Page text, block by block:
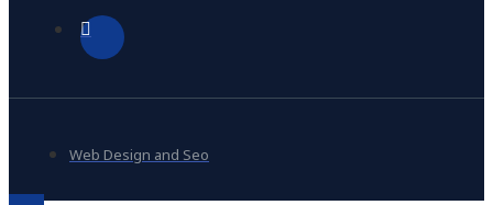
Web Design and Seo